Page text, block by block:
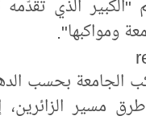
"الكبير الذي تقدّمه
ومواكبها".
الجامعة بحسب
مسير الزائرين،